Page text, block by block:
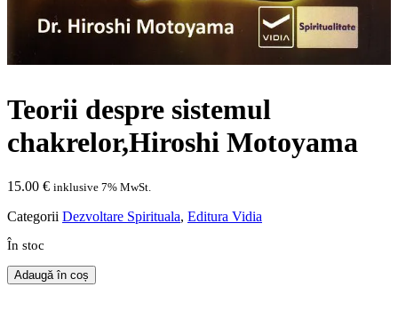
Teorii despre sistemul
chakrelor,Hiroshi Motoyama
15.00 € inklusive 7% MwSt.
Categorii Dezvoltare Spirituala, Editura Vidia
În stoc
Cantitate
Teorii
Adaugă în coș